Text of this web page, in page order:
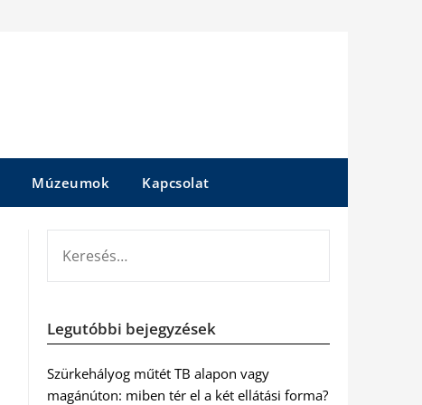
Múzeumok Kapcsolat
Legutóbbi bejegyzések
Szürkehályog műtét TB alapon vagy
magánúton: miben tér el a két ellátási forma?